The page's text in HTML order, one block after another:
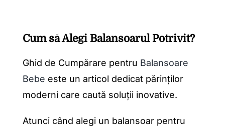
Cum să Alegi Balansoarul Potrivit?
Ghid de Cumpărare pentru Balansoare
Bebe este un articol dedicat părinților
moderni care caută soluții inovative.
Atunci când alegi un balansoar pentru